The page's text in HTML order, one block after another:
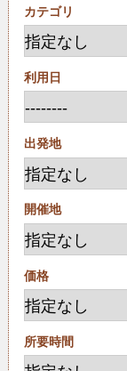
カテゴリ
利用日
出発地
開催地
価格
所要時間